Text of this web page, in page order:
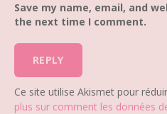
Save my name, email, and
the next time I comment.
Ce site utilise Akismet pour
plus sur comment les données